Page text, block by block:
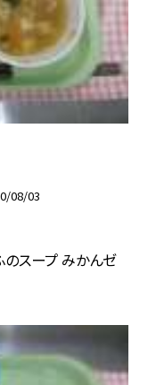
08/03
のスープ みかんゼ